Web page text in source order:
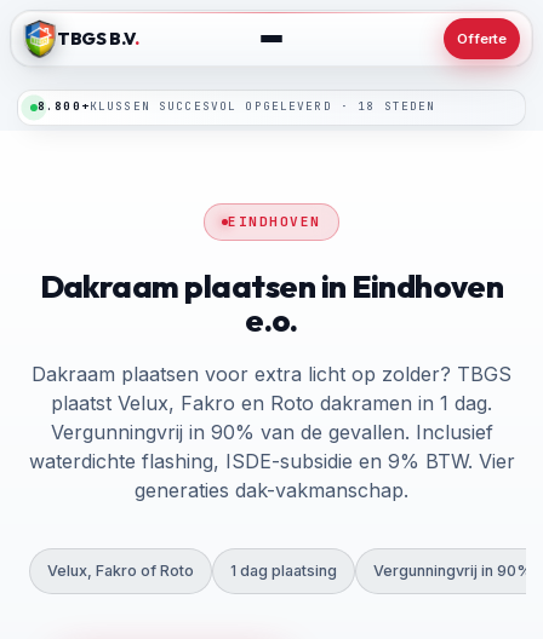
TBGS B.V. Offerte
24/7 SPOEDLIJN · BINNEN 24 UUR TER PLAATSE
EINDHOVEN
Dakraam plaatsen in Eindhoven
e.o.
Dakraam plaatsen voor extra licht op zolder? TBGS
plaatst Velux, Fakro en Roto dakramen in 1 dag.
Vergunningvrij in 90% van de gevallen. Inclusief
waterdichte flashing, ISDE-subsidie en 9% BTW. Vier
generaties dak-vakmanschap.
Velux, Fakro of Roto 1 dag plaatsing Vergunningvrij in 90%